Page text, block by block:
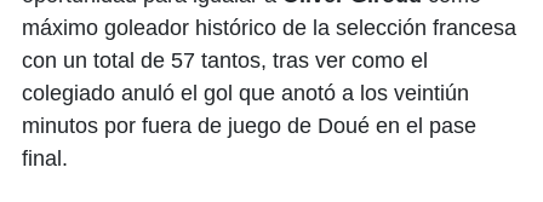
máximo goleador histórico de la selección francesa
con un total de 57 tantos, tras ver como el
colegiado anuló el gol que anotó a los veintiún
minutos por fuera de juego de Doué en el pase
final.